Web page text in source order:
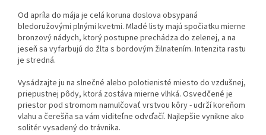
Od apríla do mája je celá koruna doslova obsypaná
bledoružovými plnými kvetmi. Mladé listy majú spočiatku mierne
bronzový nádych, ktorý postupne prechádza do zelenej, a na
jeseň sa vyfarbujú do žlta s bordovým žilnatením. Intenzita rastu
je stredná.
Vysádzajte ju na slnečné alebo polotienisté miesto do vzdušnej,
priepustnej pôdy, ktorá zostáva mierne vlhká. Osvedčené je
priestor pod stromom namulčovať vrstvou kôry - udrží koreňom
vlahu a čerešňa sa vám viditeľne odvďačí. Najlepšie vynikne ako
solitér vysadený do trávnika.